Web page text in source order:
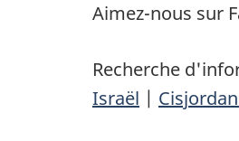
Aimez-nous sur
Recherche
Israël |